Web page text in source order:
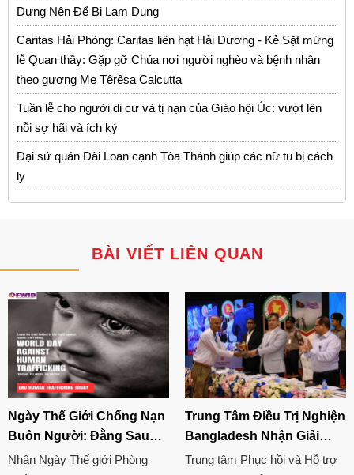
Dựng Nên Để Bị Lạm Dụng
Caritas Hải Phòng: Caritas liên hạt Hải Dương - Kẻ Sặt mừng
lễ Quan thầy: Gặp gỡ Chúa nơi người nghèo và bệnh nhân
theo gương Mẹ Têrêsa Calcutta
Tuần lễ cho người di cư và tị nạn của Giáo hội Úc: vượt lên
nỗi sợ hãi và ích kỷ
Đại sứ quán Đài Loan cạnh Tòa Thánh giúp các nữ tu bị cách
ly
BÀI VIẾT LIÊN QUAN
Ngày Thế Giới Chống Nạn
Buôn Người: Đằng Sau
Chiêu Trò Lừa Đảo, Bộ
Nhân Ngày Thế giới Phòng
Trung Tâm Điều Trị Nghiện
Bangladesh Nhận Giải
Thưởng Quốc Gia Lần
Trung tâm Phục hồi và Hỗ trợ